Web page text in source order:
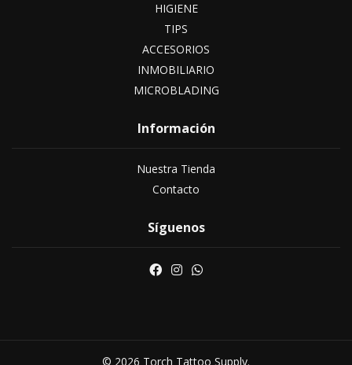
HIGIENE
TIPS
ACCESORIOS
INMOBILIARIO
MICROBLADING
Información
Nuestra Tienda
Contacto
Síguenos
© 2026 Torch Tattoo Supply.